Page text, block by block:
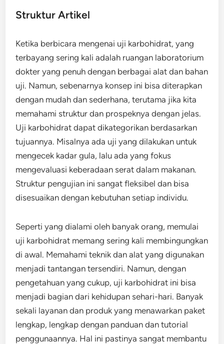
Struktur Artikel
Ketika berbicara mengenai uji karbohidrat, yang
terbayang sering kali adalah ruangan laboratorium
dokter yang penuh dengan berbagai alat dan bahan
uji. Namun, sebenarnya konsep ini bisa diterapkan
dengan mudah dan sederhana, terutama jika kita
memahami struktur dan prospeknya dengan jelas.
Uji karbohidrat dapat dikategorikan berdasarkan
tujuannya. Misalnya ada uji yang dilakukan untuk
mengecek kadar gula, lalu ada yang fokus
mengevaluasi keberadaan serat dalam makanan.
Struktur pengujian ini sangat fleksibel dan bisa
disesuaikan dengan kebutuhan setiap individu.
Seperti yang dialami oleh banyak orang, memulai
uji karbohidrat memang sering kali membingungkan
di awal. Memahami teknik dan alat yang digunakan
menjadi tantangan tersendiri. Namun, dengan
pengetahuan yang cukup, uji karbohidrat ini bisa
menjadi bagian dari kehidupan sehari-hari. Banyak
sekali layanan dan produk yang menawarkan paket
lengkap, lengkap dengan panduan dan tutorial
penggunaannya. Hal ini pastinya sangat membantu